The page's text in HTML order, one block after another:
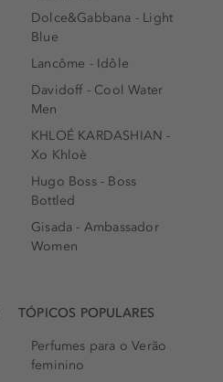
Dolce&Gabbana - Light
Blue
Lancôme - Idôle
Davidoff - Cool Water
Men
KHLOÉ KARDASHIAN -
Xo Khloè
Hugo Boss - Boss
Bottled
Gisada - Ambassador
Women
TÓPICOS POPULARES
Perfumes para o Verão
feminino